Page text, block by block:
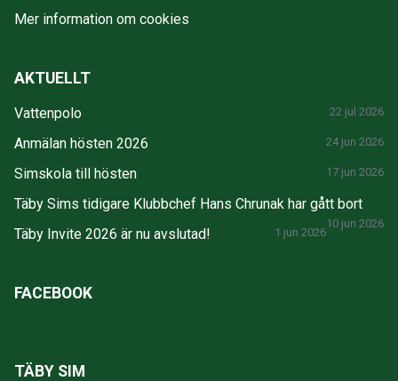
Mer information om cookies
AKTUELLT
Vattenpolo 22 jul 2026
Anmälan hösten 2026 24 jun 2026
Simskola till hösten 17 jun 2026
Täby Sims tidigare Klubbchef Hans Chrunak har gått bort
10 jun 2026
Täby Invite 2026 är nu avslutad! 1 jun 2026
FACEBOOK
TÄBY SIM